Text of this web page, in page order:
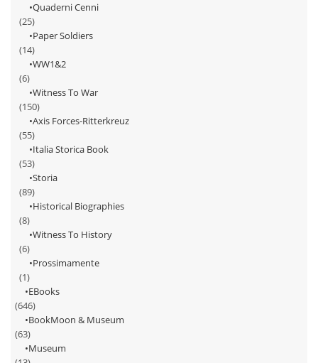
Quaderni Cenni
(25)
Paper Soldiers
(14)
WW1&2
(6)
Witness To War
(150)
Axis Forces-Ritterkreuz
(55)
Italia Storica Book
(53)
Storia
(89)
Historical Biographies
(8)
Witness To History
(6)
Prossimamente
(1)
EBooks
(646)
BookMoon & Museum
(63)
Museum